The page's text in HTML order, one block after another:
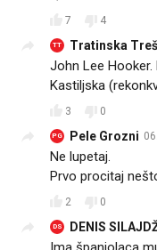
7 4
TT Tratinska
John Lee
Kastiljska
3 0
PG Pele Grozni
Ne lupetaj.
Prvo procitaj
2 0
DS DENIS